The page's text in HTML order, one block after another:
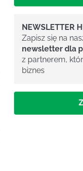
NEWSLETTER
Zapisz się na
newsletter dla
z partnerem,
biznes